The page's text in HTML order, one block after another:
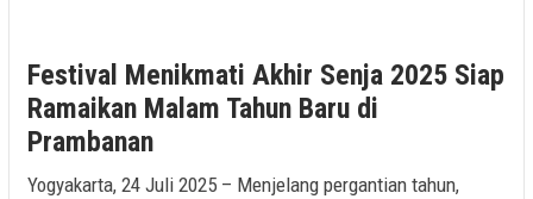
Festival Menikmati Akhir Senja 2025 Siap
Ramaikan Malam Tahun Baru di
Prambanan
Yogyakarta, 24 Juli 2025 – Menjelang pergantian tahun,